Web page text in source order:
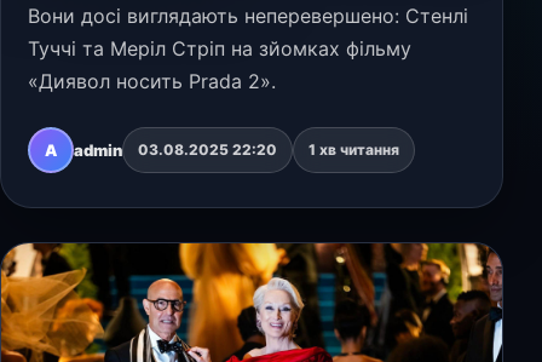
Вони досі виглядають неперевершено: Стенлі
Туччі та Меріл Стріп на зйомках фільму
«Диявол носить Prada 2».
A admin 03.08.2025 22:20 1 хв читання